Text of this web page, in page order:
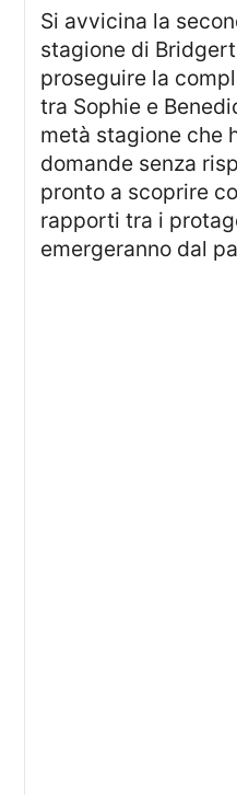
Si avvicina la seconda parte della quarta
stagione di
proseguire la
tra Sophie e
metà stagione che
domande senza
pronto a scoprire
rapporti tra i
emergeranno dal